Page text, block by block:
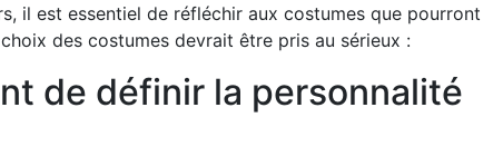
il est essentiel de réfléchir aux costumes que pourront
des costumes devrait être pris au sérieux :
de définir la personnalité